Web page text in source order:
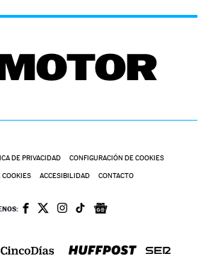
DE PRIVACIDAD CONFIGURACIÓN DE COOKIES
ACCESIBILIDAD CONTACTO